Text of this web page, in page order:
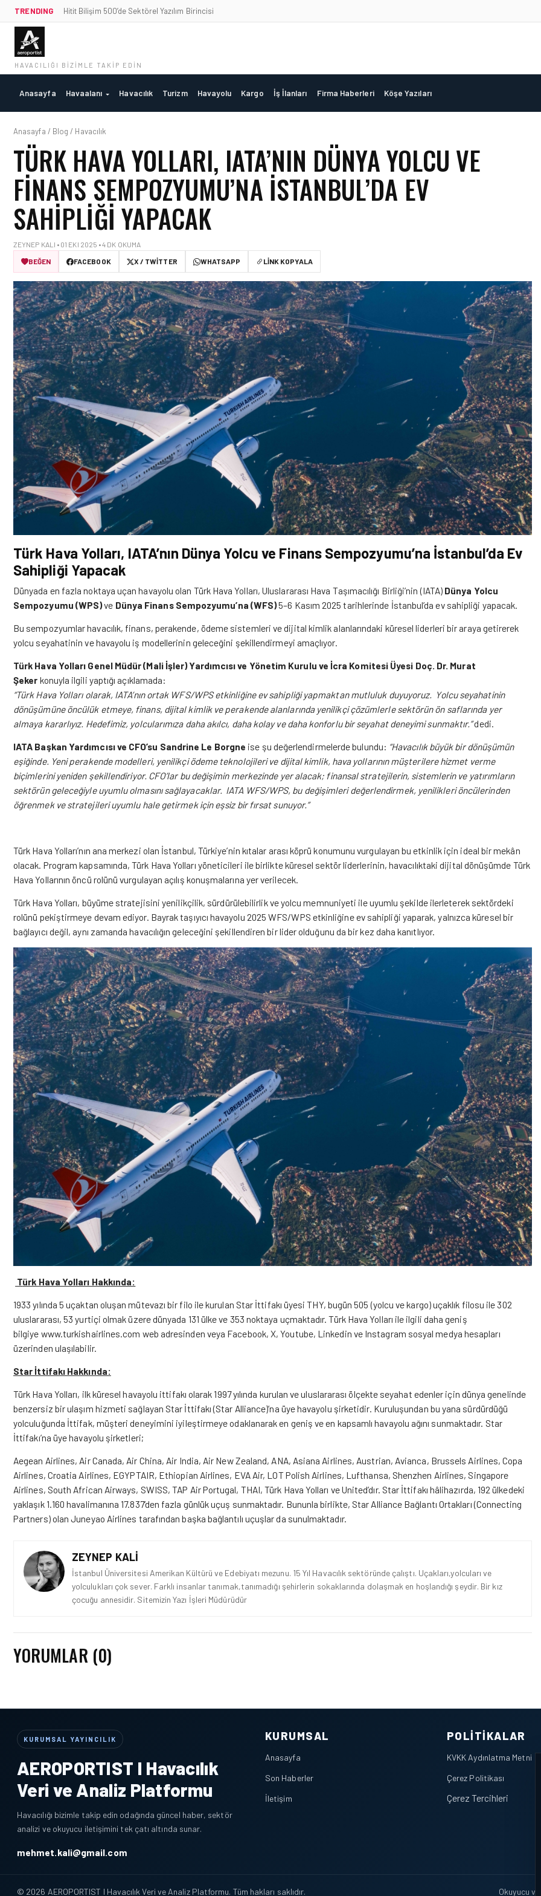
TRENDING Hitit Bilişim 500’de Sektörel Yazılım Birincisi
HAVACILIĞI BIZIMLE TAKIP EDIN
Anasayfa Havaalanı Havacılık Turizm Havayolu Kargo İş İlanları Firma Haberleri Köşe Yazıları
Anasayfa / Blog / Havacılık
TÜRK HAVA YOLLARI, IATA’NIN DÜNYA YOLCU VE
FINANS SEMPOZYUMU’NA İSTANBUL’DA EV
SAHIPLIĞI YAPACAK
ZEYNEP KALI • 01 EKI 2025 • 4 DK OKUMA
BEĞEN
FACEBOOK X / TWITTER WHATSAPP LINK KOPYALA
Türk Hava Yolları, IATA’nın Dünya Yolcu ve Finans Sempozyumu’na İstanbul’da Ev
Sahipliği Yapacak
Dünyada en fazla noktaya uçan havayolu olan Türk Hava Yolları, Uluslararası Hava Taşımacılığı Birliği’nin (IATA) Dünya Yolcu
Sempozyumu (WPS)ve Dünya Finans Sempozyumu’na (WFS)5–6 Kasım 2025 tarihlerinde İstanbul’da ev sahipliği yapacak.
Bu sempozyumlar havacılık, finans, perakende, ödeme sistemleri ve dijital kimlik alanlarındaki küresel liderleri bir araya getirerek
yolcu seyahatinin ve havayolu iş modellerinin geleceğini şekillendirmeyi amaçlıyor.
Türk Hava Yolları Genel Müdür (Mali İşler) Yardımcısı ve Yönetim Kurulu ve İcra Komitesi Üyesi Doç. Dr. Murat
Şeker konuyla ilgili yaptığı açıklamada:
“Türk Hava Yolları olarak, IATA’nın ortak WFS/WPS etkinliğine ev sahipliği yapmaktan mutluluk duyuyoruz. Yolcu seyahatinin
dönüşümüne öncülük etmeye, finans, dijital kimlik ve perakende alanlarında yenilikçi çözümlerle sektörün ön saflarında yer
almaya kararlıyız. Hedefimiz, yolcularımıza daha akılcı, daha kolay ve daha konforlu bir seyahat deneyimi sunmaktır.”dedi.
IATA Başkan Yardımcısı ve CFO’su Sandrine Le Borgne ise şu değerlendirmelerde bulundu: “Havacılık büyük bir dönüşümün
eşiğinde. Yeni perakende modelleri, yenilikçi ödeme teknolojileri ve dijital kimlik, hava yollarının müşterilere hizmet verme
biçimlerini yeniden şekillendiriyor. CFO’lar bu değişimin merkezinde yer alacak; finansal stratejilerin, sistemlerin ve yatırımların
sektörün geleceğiyle uyumlu olmasını sağlayacaklar. IATA WFS/WPS, bu değişimleri değerlendirmek, yenilikleri öncülerinden
öğrenmek ve stratejileri uyumlu hale getirmek için eşsiz bir fırsat sunuyor.”
Türk Hava Yolları’nın ana merkezi olan İstanbul, Türkiye’nin kıtalar arası köprü konumunu vurgulayan bu etkinlik için ideal bir mekân
olacak. Program kapsamında, Türk Hava Yolları yöneticileri ile birlikte küresel sektör liderlerinin, havacılıktaki dijital dönüşümde Türk
Hava Yollarının öncü rolünü vurgulayan açılış konuşmalarına yer verilecek.
Türk Hava Yolları, büyüme stratejisini yenilikçilik, sürdürülebilirlik ve yolcu memnuniyeti ile uyumlu şekilde ilerleterek sektördeki
rolünü pekiştirmeye devam ediyor. Bayrak taşıyıcı havayolu 2025 WFS/WPS etkinliğine ev sahipliği yaparak, yalnızca küresel bir
bağlayıcı değil, aynı zamanda havacılığın geleceğini şekillendiren bir lider olduğunu da bir kez daha kanıtlıyor.
Türk Hava Yolları Hakkında:
1933 yılında 5 uçaktan oluşan mütevazı bir filo ile kurulan Star İttifakı üyesi THY, bugün 505 (yolcu ve kargo) uçaklık filosu ile 302
uluslararası, 53 yurtiçi olmak üzere dünyada 131 ülke ve 353 noktaya uçmaktadır. Türk Hava Yolları ile ilgili daha geniş
bilgiye www.turkishairlines.com web adresinden veya Facebook, X, Youtube, Linkedin ve Instagram sosyal medya hesapları
üzerinden ulaşılabilir.
Star İttifakı Hakkında:
Türk Hava Yolları, ilk küresel havayolu ittifakı olarak 1997 yılında kurulan ve uluslararası ölçekte seyahat edenler için dünya genelinde
benzersiz bir ulaşım hizmeti sağlayan Star İttifakı (Star Alliance)’na üye havayolu şirketidir. Kuruluşundan bu yana sürdürdüğü
yolculuğunda İttifak, müşteri deneyimini iyileştirmeye odaklanarak en geniş ve en kapsamlı havayolu ağını sunmaktadır. Star
İttifakı’na üye havayolu şirketleri;
Aegean Airlines, Air Canada, Air China, Air India, Air New Zealand, ANA, Asiana Airlines, Austrian, Avianca, Brussels Airlines, Copa
Airlines, Croatia Airlines, EGYPTAIR, Ethiopian Airlines, EVA Air, LOT Polish Airlines, Lufthansa, Shenzhen Airlines, Singapore
Airlines, South African Airways, SWISS, TAP Air Portugal, THAI, Türk Hava Yolları veUnited’dır. Star İttifakı hâlihazırda, 192 ülkedeki
yaklaşık 1.160 havalimanına 17.837’den fazla günlük uçuş sunmaktadır. Bununla birlikte, Star Alliance Bağlantı Ortakları (Connecting
Partners) olan Juneyao Airlines tarafından başka bağlantılı uçuşlar da sunulmaktadır.
ZEYNEP KALI
İstanbul Üniversitesi Amerikan Kültürü ve Edebiyatı mezunu. 15 Yıl Havacılık sektöründe çalıştı. Uçakları,yolcuları ve
yolculukları çok sever. Farklı insanlar tanımak,tanımadığı şehirlerin sokaklarında dolaşmak en hoşlandığı şeydir. Bir kız
çocuğu annesidir. Sitemizin Yazı İşleri Müdürüdür
YORUMLAR (0)
KURUMSAL YAYINCILIK
AEROPORTIST I Havacılık
Veri ve Analiz Platformu
Havacılığı bizimle takip edin odağında güncel haber, sektör
analizi ve okuyucu iletişimini tek çatı altında sunar.
mehmet.kali@gmail.com
KURUMSAL
Anasayfa
Son Haberler
İletişim
POLITIKALAR
KVKK Aydınlatma Metni
Çerez Politikası
Çerez Tercihleri
© 2026 AEROPORTIST I Havacılık Veri ve Analiz Platformu. Tüm hakları saklıdır. Okuyucu